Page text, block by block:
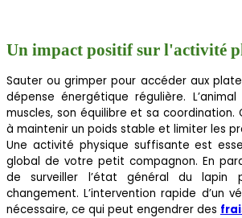
Un impact positif sur l'activité
Sauter ou grimper pour accéder aux
dépense énergétique régulière.
muscles, son équilibre et sa
à maintenir un poids stable et limiter les
Une activité physique suffisante est
global de votre petit compagnon. En
de surveiller l’état général du lapin
changement. L’intervention rapide d’un
nécessaire, ce qui peut engendrer des